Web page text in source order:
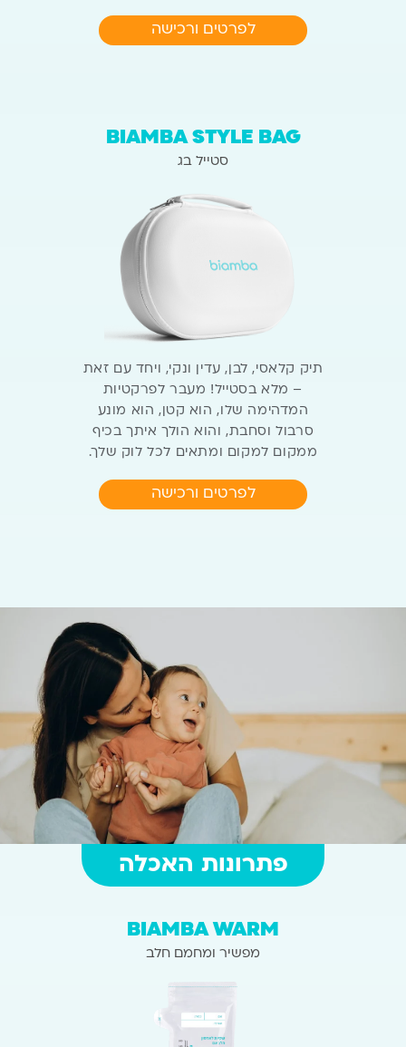
לפרטים ורכישה
BIAMBA STYLE BAG
סטייל בג
תיק קלאסי, לבן, עדין ונקי, ויחד עם זאת
– מלא בסטייל! מעבר לפרקטיות
המדהימה שלו, הוא קטן, הוא מונע
סרבול וסחבת, והוא הולך איתך בכיף
ממקום למקום ומתאים לכל לוק שלך.
לפרטים ורכישה
פתרונות האכלה
BIAMBA WARM
מפשיר ומחמם חלב